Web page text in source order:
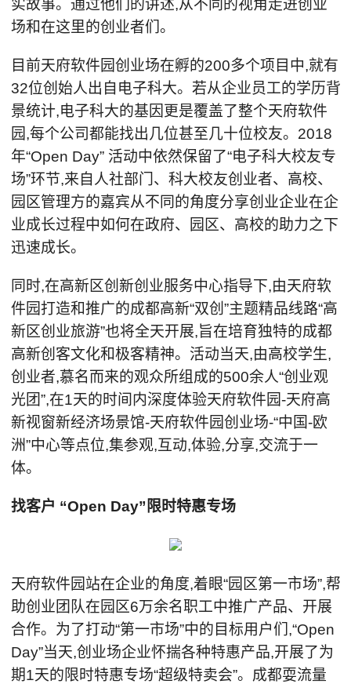
实故事。通过他们的讲述,从不同的视角走进创业
场和在这里的创业者们。
目前天府软件园创业场在孵的200多个项目中,就有
32位创始人出自电子科大。若从企业员工的学历背
景统计,电子科大的基因更是覆盖了整个天府软件
园,每个公司都能找出几位甚至几十位校友。2018
年“Open Day” 活动中依然保留了“电子科大校友专
场”环节,来自人社部门、科大校友创业者、高校、
园区管理方的嘉宾从不同的角度分享创业企业在企
业成长过程中如何在政府、园区、高校的助力之下
迅速成长。
同时,在高新区创新创业服务中心指导下,由天府软
件园打造和推广的成都高新“双创”主题精品线路“高
新区创业旅游”也将全天开展,旨在培育独特的成都
高新创客文化和极客精神。活动当天,由高校学生,
创业者,慕名而来的观众所组成的500余人“创业观
光团”,在1天的时间内深度体验天府软件园-天府高
新视窗新经济场景馆-天府软件园创业场-“中国-欧
洲”中心等点位,集参观,互动,体验,分享,交流于一
体。
找客户 “Open Day”限时特惠专场
天府软件园站在企业的角度,着眼“园区第一市场”,帮
助创业团队在园区6万余名职工中推广产品、开展
合作。为了打动“第一市场”中的目标用户们,“Open
Day”当天,创业场企业怀揣各种特惠产品,开展了为
期1天的限时特惠专场“超级特卖会”。成都耍流量